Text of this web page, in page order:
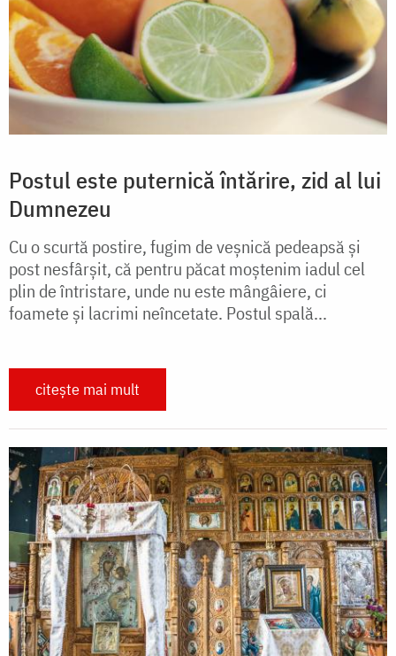
Postul este puternică întărire, zid al lui
Dumnezeu
Cu o scurtă postire, fugim de veșnică pedeapsă și
post nesfârșit, că pentru păcat moștenim iadul cel
plin de întristare, unde nu este mângâiere, ci
foamete și lacrimi neîncetate. Postul spală...
citește mai mult